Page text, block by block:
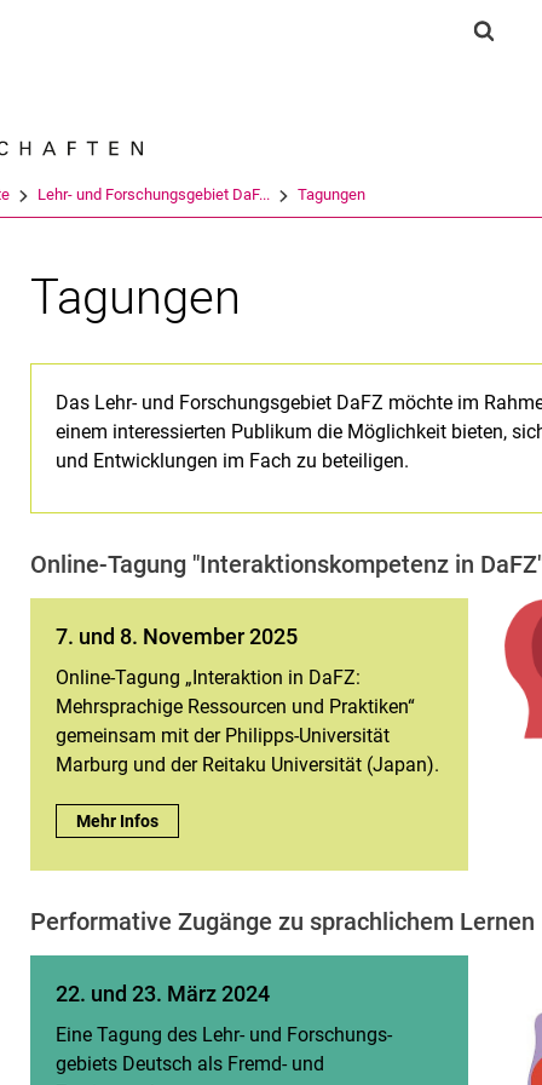
Springe direkt zu: Inhalt
Springe direkt zu: Suche
Springe direkt zu:
Lehr- und Forschungsgebiet DaF... Tagungen
Tagungen
Das Lehr- und Forschungsgebiet DaFZ möchte im
einem interessierten Publikum die Möglichkeit bieten,
und Entwicklungen im Fach zu beteiligen.
On­­li­ne-Ta­­gung "Interaktionskompetenz in
7. und 8. November 2025
Online-Tagung „Interaktion in DaFZ:
Mehrsprachige Ressourcen und Praktiken“
gemeinsam mit der Philipps-Universität
Marburg und der Reitaku Universität (Japan).
7. und 8. November 2025:
Mehr Infos
Performative Zugänge zu sprachlichem
22. und 23. März 2024
Eine Tagung des Lehr- und Forschungs-
gebiets Deutsch als Fremd- und